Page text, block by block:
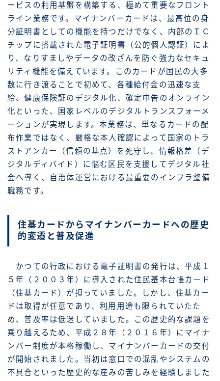
ービスの利用基盤を構築する、極めて重要なフロント
ライン業務です。マイナンバーカードは、最高位の身
分証明書としての機能を持つだけでなく、内部のＩＣ
チップに搭載された電子証明書（公的個人認証）によ
り、なりすましやデータの改ざんを防ぐ強力なセキュ
リティ機能を備えています。このカードが国民の大多
数に行き渡ることで初めて、各種給付金の迅速な支
給、健康保険証のデジタル化、確定申告のオンライン
化といった、国家レベルのデジタルトランスフォーメ
ーションが実現します。本業務は、単なるカードの配
布作業ではなく、厳格な本人確認によって国家のトラ
ストアンカー（信頼の基点）を死守し、情報格差（デ
ジタルディバイド）に悩む区民を支援してデジタル社
会へ導く、自治体運営における最重要のインフラ整備
職務です。
住基カードからマイナンバーカードへの歴史
的変遷と普及促進
かつての行政における電子証明書の発行は、平成１
５年（２００３年）に導入された住民基本台帳カード
（住基カード）が担っていました。しかし、住基カー
ドは取得が任意であり、利用用途も限られていたた
め、普及率は低迷していました。この歴史的な課題を
乗り越えるため、平成２８年（２０１６年）にマイナ
ンバー制度が本格稼働し、マイナンバーカードの交付
が開始されました。当初は窓口での混乱やシステムの
不具合といった歴史的な産みの苦しみを経験しました